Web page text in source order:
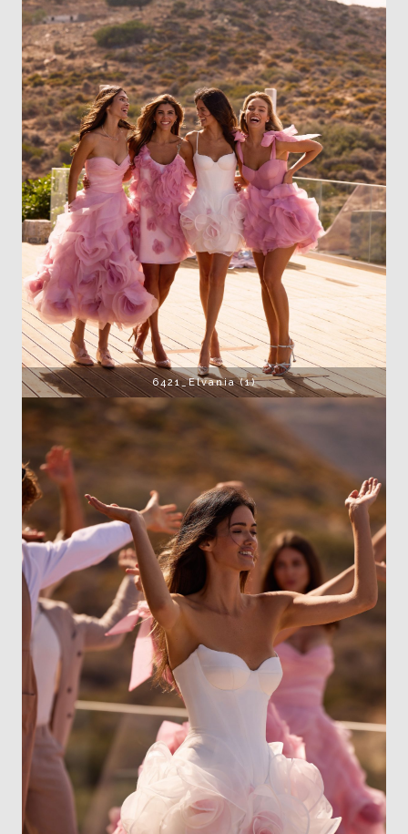
6421_Elvania (1)